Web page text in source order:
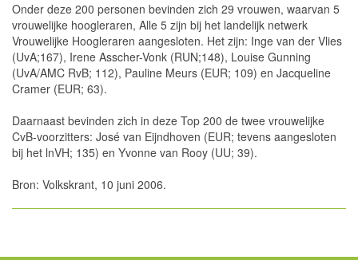
Onder deze 200 personen bevinden zich 29 vrouwen, waarvan 5
vrouwelijke hoogleraren, Alle 5 zijn bij het landelijk netwerk
Vrouwelijke Hoogleraren aangesloten. Het zijn: Inge van der Vlies
(UvA;167), Irene Asscher-Vonk (RUN;148), Louise Gunning
(UvA/AMC RvB; 112), Pauline Meurs (EUR; 109) en Jacqueline
Cramer (EUR; 63).
Daarnaast bevinden zich in deze Top 200 de twee vrouwelijke
CvB-voorzitters: José van Eijndhoven (EUR; tevens aangesloten
bij het lnVH; 135) en Yvonne van Rooy (UU; 39).
Bron: Volkskrant, 10 juni 2006.